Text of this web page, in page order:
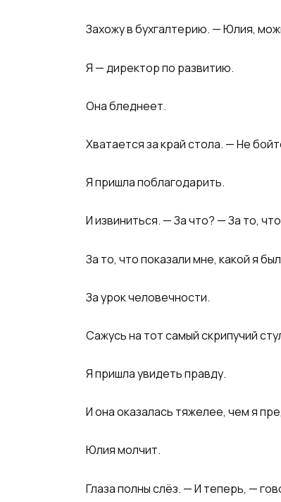
Захожу в бухгалтерию. — Юлия,
Я — директор по развитию.
Она бледнеет.
Хватается за край стола. — Не
Я пришла поблагодарить.
И извиниться. — За что? — За то,
За то, что показали мне, какой я
За урок человечности.
Сажусь на тот самый скрипучий
Я пришла увидеть правду.
И она оказалась тяжелее, чем я
Юлия молчит.
Глаза полны слёз. — И теперь, —